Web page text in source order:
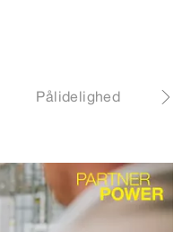
Pålidelighed